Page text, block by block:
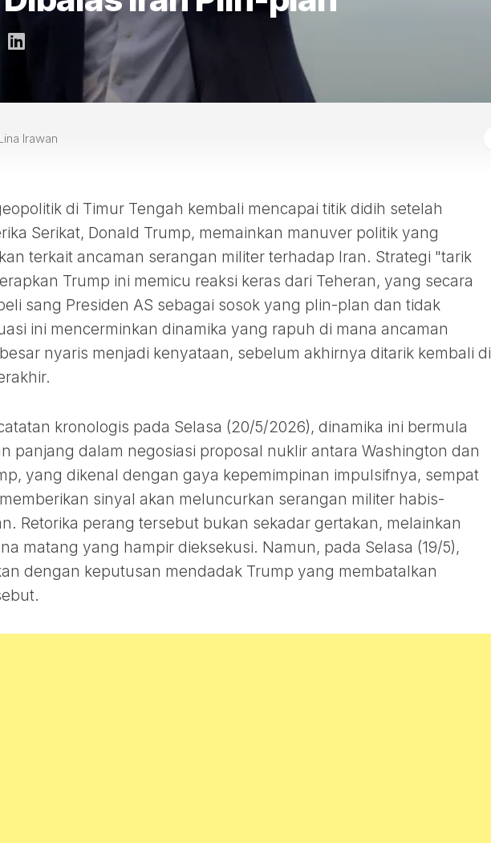
Irawan
di Timur Tengah kembali mencapai titik didih setelah
Serikat, Donald Trump, memainkan manuver politik yang
terkait ancaman serangan militer terhadap Iran. Strategi "tarik
Trump ini memicu reaksi keras dari Teheran, yang secara
sang Presiden AS sebagai sosok yang plin-plan dan tidak
ini mencerminkan dinamika yang rapuh di mana ancaman
nyaris menjadi kenyataan, sebelum akhirnya ditarik kembali di
kronologis pada Selasa (20/5/2026), dinamika ini bermula
panjang dalam negosiasi proposal nuklir antara Washington dan
yang dikenal dengan gaya kepemimpinan impulsifnya, sempat
sinyal akan meluncurkan serangan militer habis-
Retorika perang tersebut bukan sekadar gertakan, melainkan
matang yang hampir dieksekusi. Namun, pada Selasa (19/5),
dengan keputusan mendadak Trump yang membatalkan